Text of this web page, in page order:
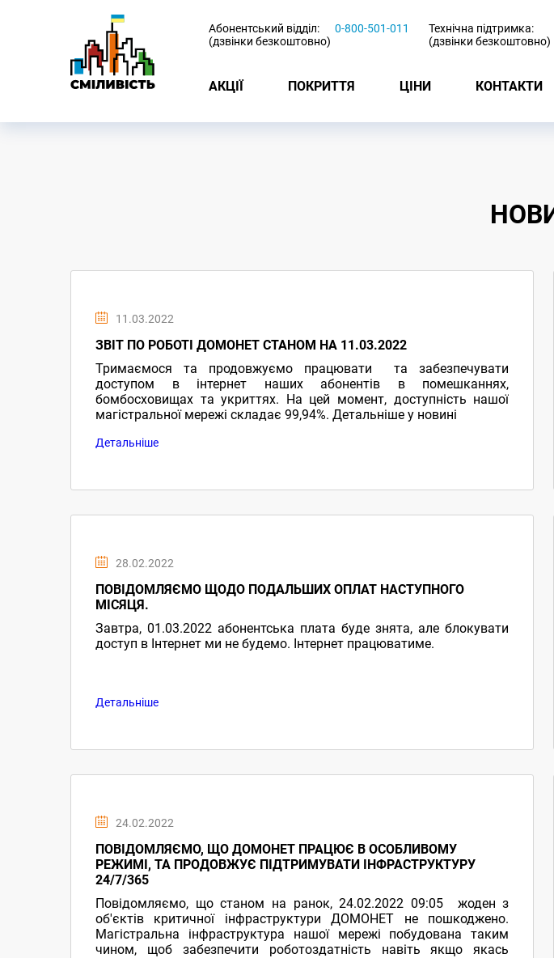
Абонентський відділ:
(дзвінки безкоштовно)
0-800-501-011
Технічна підтримка:
(дзвінки безкоштовно)
АКЦІЇ ПОКРИТТЯ ЦІНИ КОНТАКТИ
11.03.2022
ЗВІТ ПО РОБОТІ ДОМОНЕТ СТАНОМ НА 11.03.2022
Тримаємося та продовжуємо працювати та забезпечувати
доступом в інтернет наших абонентів в помешканнях,
бомбосховищах та укриттях. На цей момент, доступність нашої
магістральної мережі складає 99,94%. Детальніше у новині
Детальніше
28.02.2022
ПОВІДОМЛЯЄМО ЩОДО ПОДАЛЬШИХ ОПЛАТ НАСТУПНОГО
МІСЯЦЯ.
Завтра, 01.03.2022 абонентська плата буде знята, але блокувати
доступ в Інтернет ми не будемо. Інтернет працюватиме.
Детальніше
24.02.2022
ПОВІДОМЛЯЄМО, ЩО ДОМОНЕТ ПРАЦЮЄ В ОСОБЛИВОМУ
РЕЖИМІ, ТА ПРОДОВЖУЄ ПІДТРИМУВАТИ ІНФРАСТРУКТУРУ
24/7/365
Повідомляємо, що станом на ранок, 24.02.2022 09:05 жоден з
об'єктів критичної інфраструктури ДОМОНЕТ не пошкоджено.
Магістральна інфраструктура нашої мережі побудована таким
чином, щоб забезпечити роботоздатність навіть якщо якась